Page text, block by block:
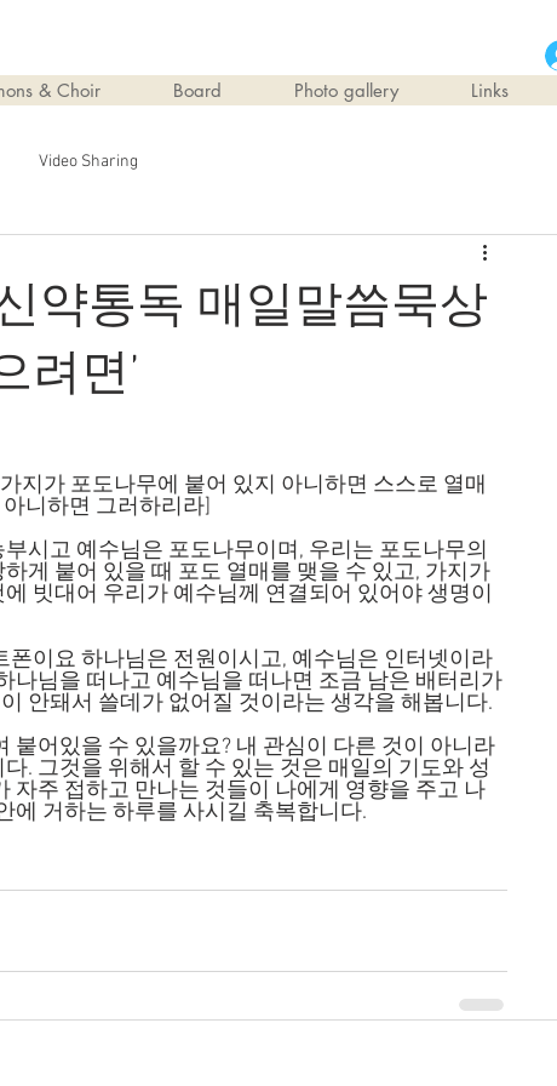
& Choir Board Photo gallery Links
Video Sharing
약통독 매일말씀묵상
려면’
지가 포도나무에 붙어 있지 아니하면 스스로 열매
니하면 그러하리라]
게 붙어 있을 때 포도 열매를 맺을 수 있고, 가지가
빗대어 우리가 예수님께 연결되어 있어야 생명이
나님을 떠나고 예수님을 떠나면 조금 남은 배터리가
안돼서 쓸데가 없어질 것이라는 생각을 해봅니다.
. 그것을 위해서 할 수 있는 것은 매일의 기도와 성
자주 접하고 만나는 것들이 나에게 영향을 주고 나
에 거하는 하루를 사시길 축복합니다.